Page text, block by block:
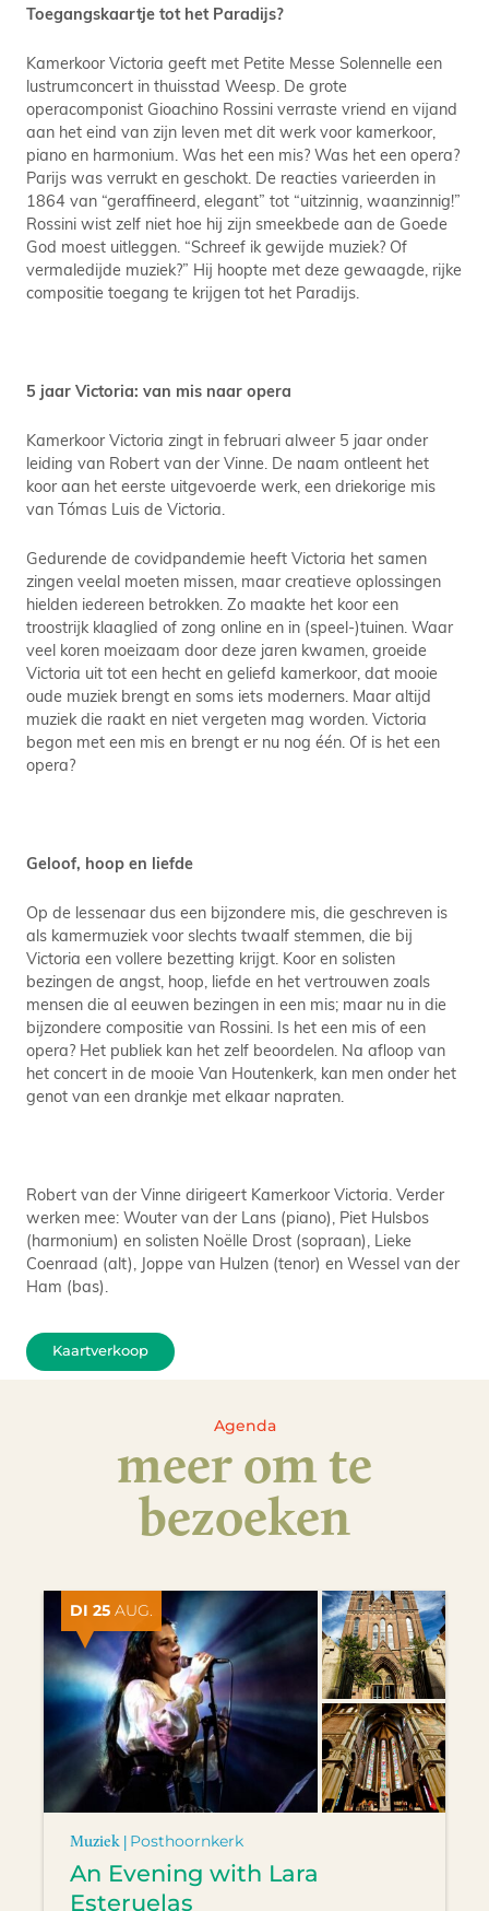
Toegangskaartje tot het Paradijs?
Kamerkoor Victoria geeft met Petite Messe Solennelle een
lustrumconcert in thuisstad Weesp. De grote
operacomponist Gioachino Rossini verraste vriend en vijand
aan het eind van zijn leven met dit werk voor kamerkoor,
piano en harmonium. Was het een mis? Was het een opera?
Parijs was verrukt en geschokt. De reacties varieerden in
1864 van “geraffineerd, elegant” tot “uitzinnig, waanzinnig!”
Rossini wist zelf niet hoe hij zijn smeekbede aan de Goede
God moest uitleggen. “Schreef ik gewijde muziek? Of
vermaledijde muziek?” Hij hoopte met deze gewaagde, rijke
compositie toegang te krijgen tot het Paradijs.
5 jaar Victoria: van mis naar opera
Kamerkoor Victoria zingt in februari alweer 5 jaar onder
leiding van Robert van der Vinne. De naam ontleent het
koor aan het eerste uitgevoerde werk, een driekorige mis
van Tómas Luis de Victoria.
Gedurende de covidpandemie heeft Victoria het samen
zingen veelal moeten missen, maar creatieve oplossingen
hielden iedereen betrokken. Zo maakte het koor een
troostrijk klaaglied of zong online en in (speel-)tuinen. Waar
veel koren moeizaam door deze jaren kwamen, groeide
Victoria uit tot een hecht en geliefd kamerkoor, dat mooie
oude muziek brengt en soms iets moderners. Maar altijd
muziek die raakt en niet vergeten mag worden. Victoria
begon met een mis en brengt er nu nog één. Of is het een
opera?
Geloof, hoop en liefde
Op de lessenaar dus een bijzondere mis, die geschreven is
als kamermuziek voor slechts twaalf stemmen, die bij
Victoria een vollere bezetting krijgt. Koor en solisten
bezingen de angst, hoop, liefde en het vertrouwen zoals
mensen die al eeuwen bezingen in een mis; maar nu in die
bijzondere compositie van Rossini. Is het een mis of een
opera? Het publiek kan het zelf beoordelen. Na afloop van
het concert in de mooie Van Houtenkerk, kan men onder het
genot van een drankje met elkaar napraten.
Robert van der Vinne dirigeert Kamerkoor Victoria. Verder
werken mee: Wouter van der Lans (piano), Piet Hulsbos
(harmonium) en solisten Noëlle Drost (sopraan), Lieke
Coenraad (alt), Joppe van Hulzen (tenor) en Wessel van der
Ham (bas).
Kaartverkoop
Agenda
meer om te
bezoeken
DI 25 AUG.
Muziek | Posthoornkerk
An Evening with Lara
Esteruelas